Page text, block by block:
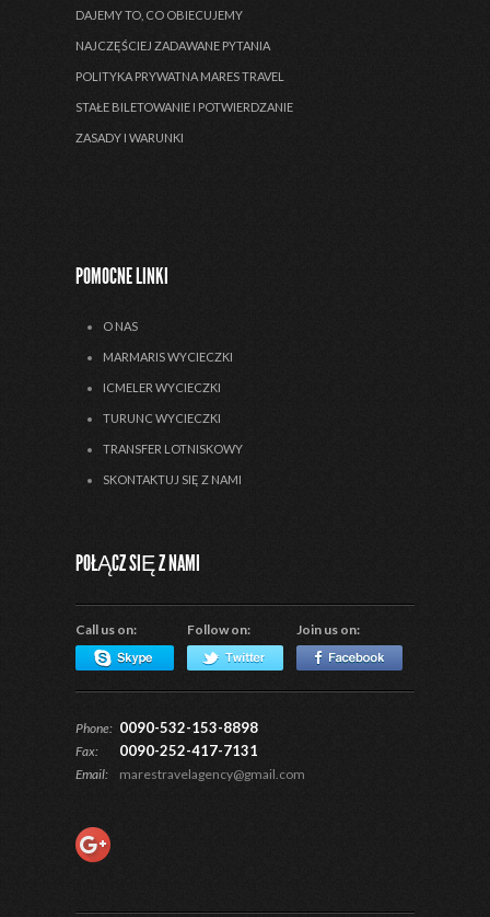
DAJEMY TO, CO OBIECUJEMY
NAJCZĘŚCIEJ ZADAWANE PYTANIA
POLITYKA PRYWATNA MARES TRAVEL
STAŁE BILETOWANIE I POTWIERDZANIE
ZASADY I WARUNKI
POMOCNE LINKI
O NAS
MARMARIS WYCIECZKI
ICMELER WYCIECZKI
TURUNC WYCIECZKI
TRANSFER LOTNISKOWY
SKONTAKTUJ SIĘ Z NAMI
POŁĄCZ SIĘ Z NAMI
Call us on: Follow on: Join us on:
Phone: 0090-532-153-8898
Fax: 0090-252-417-7131
Email: marestravelagency@gmail.com